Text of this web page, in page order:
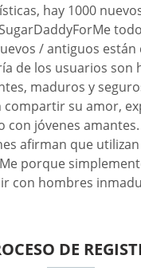
hay 1000
/ antiguos están
de los usuarios son
maduros y
compartir su amor,
con jóvenes
afirman que
porque
con hombres
DE